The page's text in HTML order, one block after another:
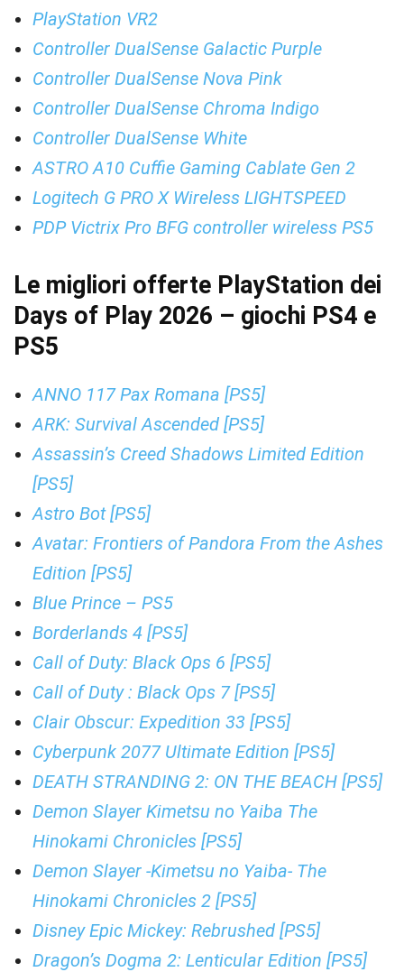
PlayStation VR2
Controller DualSense Galactic Purple
Controller DualSense Nova Pink
Controller DualSense Chroma Indigo
Controller DualSense White
ASTRO A10 Cuffie Gaming Cablate Gen 2
Logitech G PRO X Wireless LIGHTSPEED
PDP Victrix Pro BFG controller wireless PS5
Le migliori offerte PlayStation dei
Days of Play 2026 – giochi PS4 e
PS5
ANNO 117 Pax Romana [PS5]
ARK: Survival Ascended [PS5]
Assassin’s Creed Shadows Limited Edition
[PS5]
Astro Bot [PS5]
Avatar: Frontiers of Pandora From the Ashes
Edition [PS5]
Blue Prince – PS5
Borderlands 4 [PS5]
Call of Duty: Black Ops 6 [PS5]
Call of Duty : Black Ops 7 [PS5]
Clair Obscur: Expedition 33 [PS5]
Cyberpunk 2077 Ultimate Edition [PS5]
DEATH STRANDING 2: ON THE BEACH [PS5]
Demon Slayer Kimetsu no Yaiba The
Hinokami Chronicles [PS5]
Demon Slayer -Kimetsu no Yaiba- The
Hinokami Chronicles 2 [PS5]
Disney Epic Mickey: Rebrushed [PS5]
Dragon’s Dogma 2: Lenticular Edition [PS5]